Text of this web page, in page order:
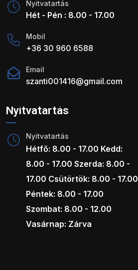
Nyitvatartás
Hét - Pén : 8.00 - 17.00
Mobil
+36 30 960 6588
Email
szanti001416@gmail.com
Nyitvatartás
Nyitvatartás
Hétfő: 8.00 - 17.00 Kedd:
8.00 - 17.00 Szerda: 8.00 -
17.00 Csütörtök: 8.00 - 17.00
Péntek: 8.00 - 17.00
Szombat: 8.00 - 12.00
Vasárnap: Zárva